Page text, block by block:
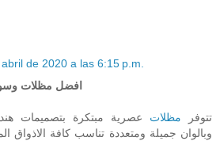
de 2020 a las 6:15 p.m.
افضل مظلات
تتوفر مظلات عصرية مبتكرة بتصميمات
وبالوان جميلة ومتعددة تناسب كافة الاذواق